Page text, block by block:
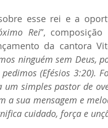
esse rei e a
Rei”,
da cantora
ninguém sem Deus,
pedimos (Efésios 3:20).
um simples pastor de
a sua mensagem e
cuidado, força e